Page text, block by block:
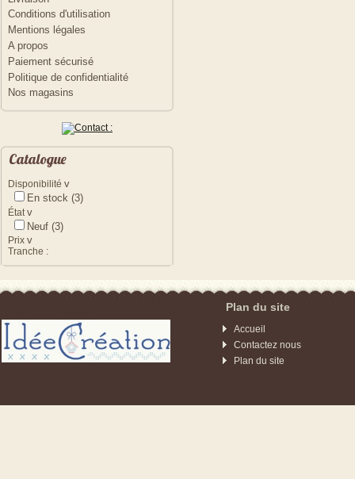
Conditions d'utilisation
Mentions légales
A propos
Paiement sécurisé
Politique de confidentialité
Nos magasins
Catalogue
Disponibilité v
En stock (3)
État v
Neuf (3)
Prix v
Tranche :
Plan du site
Accueil
Contactez nous
Plan du site